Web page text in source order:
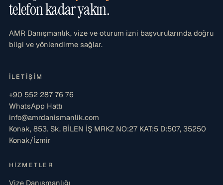
telefon kadar yakın.
AMR Danışmanlık, vize ve oturum izni başvurularında doğru
bilgi ve yönlendirme sağlar.
İLETIŞIM
+90 552 287 76 76
WhatsApp Hattı
info@amrdanismanlik.com
Konak, 853. Sk. BİLEN İŞ MRKZ NO:27 KAT:5 D:507, 35250
Konak/İzmir
HIZMETLER
Vize Danışmanlığı